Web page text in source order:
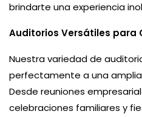
brindarte una experiencia
Auditorios Versátiles para
Nuestra variedad de
perfectamente a una
Desde reuniones
celebraciones familiares y